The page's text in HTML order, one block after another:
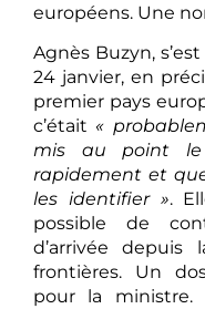
européens. Une
Agnès Buzyn,
24 janvier, en
premier pays
c’était «
mis au point
rapidement et
les identifier ».
possible de
d’arrivée
frontières. Un
pour la ministre.